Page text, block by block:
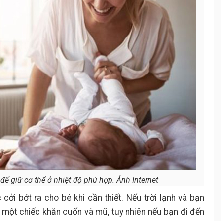
giữ cơ thể ở nhiệt độ phù hợp. Ảnh Internet
cởi bớt ra cho bé khi cần thiết. Nếu trời lạnh và bạn
chiếc khăn cuốn và mũ, tuy nhiên nếu bạn đi đến